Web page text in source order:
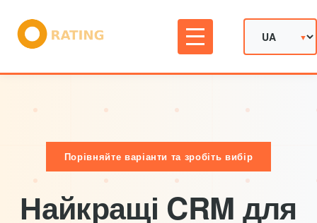
Порівняйте варіанти та зробіть вибір
Найкращі CRM для